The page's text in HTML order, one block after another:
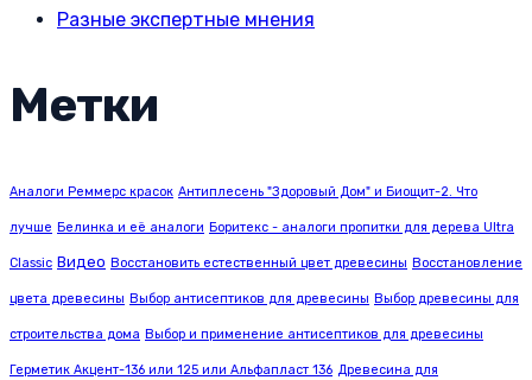
Разные экспертные мнения
Метки
Аналоги Реммерс красок Антиплесень "Здоровый Дом" и Биощит-2. Что
лучше Белинка и её аналоги Боритекс - аналоги пропитки для дерева Ultra
Classic Видео Восстановить естественный цвет древесины Восстановление
цвета древесины Выбор антисептиков для древесины Выбор древесины для
строительства дома Выбор и применение антисептиков для древесины
Герметик Акцент-136 или 125 или Альфапласт 136 Древесина для